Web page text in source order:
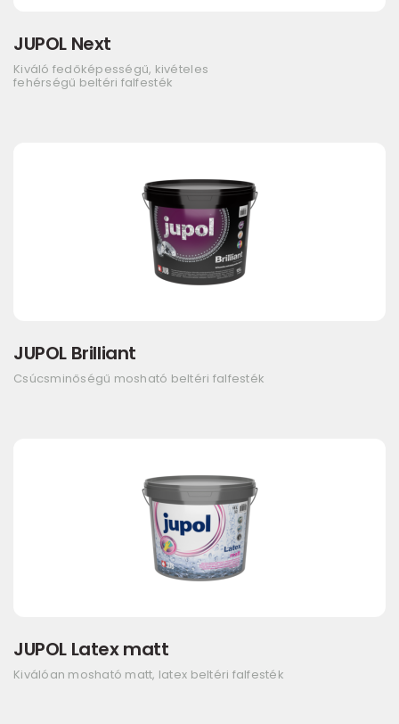
JUPOL Next
Kiváló fedőképességű, kivételes
fehérségű beltéri falfesték
JUPOL Brilliant
Csúcsminőségű mosható beltéri falfesték
JUPOL Latex matt
Kiválóan mosható matt, latex beltéri falfesték